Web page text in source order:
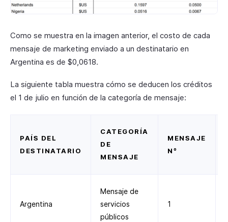
Como se muestra en la imagen anterior, el costo de cada
mensaje de marketing enviado a un destinatario en
Argentina es de $0,0618.
La siguiente tabla muestra cómo se deducen los créditos
el 1 de julio en función de la categoría de mensaje:
PAÍS DEL
DESTINATARIO
CATEGORÍA
DE
MENSAJE
MENSAJE
Nº
Argentina
Mensaje de
servicios
públicos
1